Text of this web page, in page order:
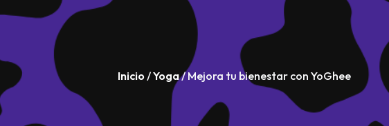
Inicio /Yoga/ Mejora tu bienestar con YoGhee